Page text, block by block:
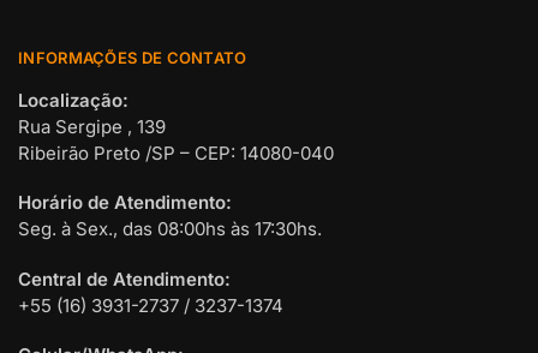
INFORMAÇÕES DE CONTATO
Localização:
Rua Sergipe , 139
Ribeirão Preto /SP – CEP: 14080-040
Horário de Atendimento:
Seg. à Sex., das 08:00hs às 17:30hs.
Central de Atendimento:
+55 (16) 3931-2737 / 3237-1374